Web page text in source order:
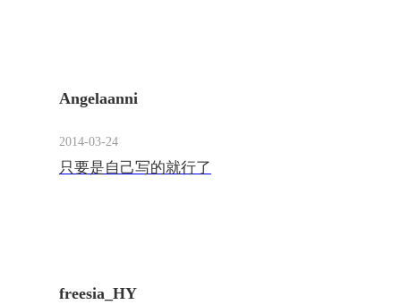
Angelaanni
2014-03-24
只要是自己写的就行了
freesia_HY